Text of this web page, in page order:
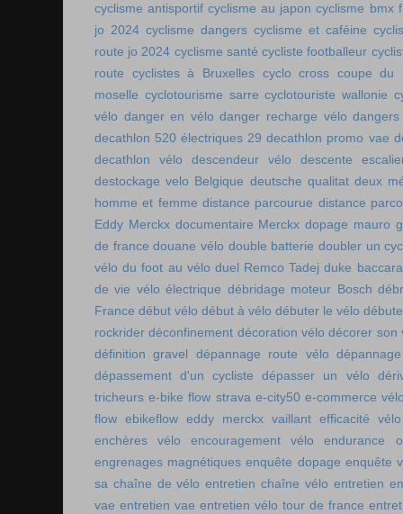
cyclisme antisportif cyclisme au japon cyclisme bmx
jo 2024 cyclisme dangers cyclisme et caféine
route jo 2024 cyclisme santé cycliste footballeur
route
cyclistes à Bruxelles cyclo cross coupe du
moselle cyclotourisme sarre cyclotouriste wallonie
vélo danger en vélo danger recharge vélo
decathlon 520 électriques 29 decathlon promo vae
decathlon vélo
descendeur vélo
descente
destockage velo Belgique deutsche qualitat deux
homme et femme distance parcourue distance
Eddy Merckx documentaire Merckx dopage mauro
de france douane vélo double batterie doubler un
vélo du foot au vélo duel Remco Tadej duke baccara
de vie vélo électrique débridage moteur Bosch
France début vélo début à vélo débuter le vélo
rockrider déconfinement décoration vélo décorer son
définition gravel
dépannage route vélo
dépassement d'un cycliste
dépasser un vélo
tricheurs e-bike flow strava e-city50 e-commerce
flow ebikeflow eddy merckx vaillant efficacité vélo
enchères vélo
encouragement vélo
endurance
engrenages magnétiques enquête dopage enquête
sa chaîne de vélo entretien chaîne vélo entretien
vae entretien vae entretien vélo tour de france